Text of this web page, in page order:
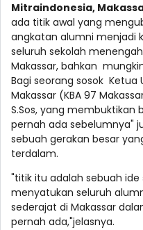
Mitraindonesia,
ada titik awal yang
angkatan alumni menjadi
seluruh sekolah
Makassar, bahkan
Bagi seorang sosok
Makassar (KBA 97
S.Sos, yang membuktikan
pernah ada sebelumnya"
sebuah gerakan besar
terdalam.
"titik itu adalah sebuah
menyatukan seluruh
sederajat di Makassar
pernah ada,"jelasnya.